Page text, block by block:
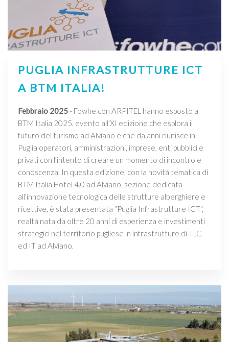
PUGLIA INFRASTRUTTURE ICT
A BTM ITALIA!
Febbraio 2025- Fowhe con ARPITEL hanno esposto a
BTM Italia 2025, evento all’XI edizione che esplora il
futuro del turismo ad Alviano e che da anni riunisce in
Puglia operatori, amministrazioni, imprese, enti pubblici e
privati con l’intento di creare un momento di incontro e
conoscenza. In questa edizione, con la novità tematica di
BTM Italia Hotel 4.0 ad Alviano, sezione dedicata
all’innovazione tecnologica delle strutture alberghiere e
ricettive, è stata presentata “Puglia Infrastrutture ICT",
realtà nata da oltre 20 anni di esperienza e investimenti
strategici nel territorio pugliese in infrastrutture di TLC
ed IT ad Alviano.